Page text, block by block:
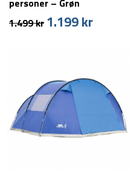
personer – Grøn
1.499kr Den
1.499 kr.
1.199krDen